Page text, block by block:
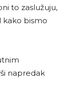
to zaslužuju,
kako bismo
napredak